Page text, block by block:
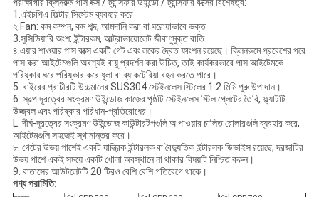
পরীক্ষাগার ক্লিনরুম পাস বক্স / ট্রান্সফার উইন্ডো / ট্রান্সফার বক্সের বিশেষত্ব:
1.এইচপিএ ফিল্টার সিস্টেম ব্যবহার করে
২.Fan: কম কম্পন, কম শব্দ, আমদানি করা বা ঘরোয়াভাবে ভক্ত
3.সুসিডিয়ারি অংশ: ইন্টারকম, আল্ট্রাভায়োলেট জীবাণুমুক্ত বাতি
৪.এয়ার শাওয়ার পাস বক্সে একটি গেট এবং লকের দ্বৈত ফাংশন রয়েছে। ক্লিনরুমে প্রবেশের পরে
পাস করা আইটেমগুলি অবশ্যই বায়ু প্রদর্শন করা উচিত, তাই কার্যকরভাবে পাস আইটেমকে
পরিষ্কার ঘরে পরিষ্কার করে ধুলা বা ব্যাকটেরিয়া বহন করতে পারে।
5. বাইরের প্রাচীরটি উচ্চমানের SUS304 স্টেইনলেস স্টিলের 1.2 মিমি পুরু উপাদান।
6. স্বল্প দূরত্বের সংক্রমণ উইন্ডোজ কাজের পৃষ্ঠটি স্টেইনলেস স্টিল প্লেটের তৈরি, ফ্ল্যাটটি
উজ্জ্বল এবং পরিষ্কার পরিধান-প্রতিরোধের।
L. দীর্ঘ-দূরত্বের সংক্রমণ উইন্ডোজ কাউন্টারটপগুলি অ পাওয়ার চালিত রোলারগুলি ব্যবহার করে,
আইটেমগুলি সহজেই স্থানান্তর করে।
৮. গেটের উভয় পাশেই একটি যান্ত্রিক ইন্টারলক বা বৈদ্যুতিক ইন্টারলক ডিভাইস রয়েছে, দরজাটির
উভয় পাশে একই সময়ে একটি খোলা অবস্থানে না থাকার বিষয়টি নিশ্চিত করুন।
9. বাতাসের আউটলেটটি 20 টিরও বেশি বেশি গতিবেগে থাকে।
পণ্য পরামিতি: